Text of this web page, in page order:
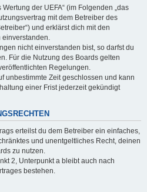
Wertung der UEFA“ (im Folgenden „das
mit dem Betreiber des
und erklärst dich mit den
nicht einverstanden bist, so darfst du
Für die Nutzung des Boards gelten
Regelungen.
unbestimmte Zeit geschlossen und kann
einer Frist jederzeit gekündigt
erteilst du dem Betreiber ein einfaches,
und unentgeltliches Recht, deinen
zu nutzen.
2, Unterpunkt a bleibt auch nach
bestehen.